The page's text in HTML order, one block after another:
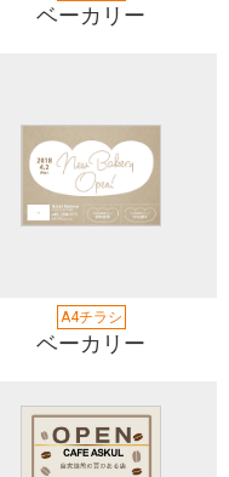
ベーカリー
A4チラシ
ベーカリー